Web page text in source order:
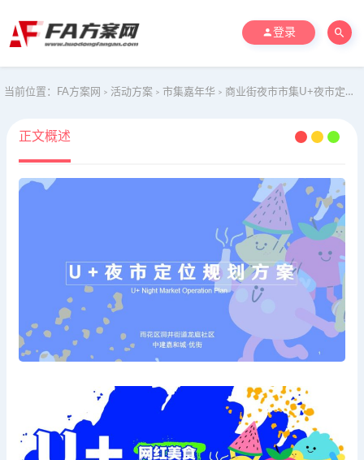
登录
当前位置： FA方案网 > 活动方案 > 市集嘉年华 > 商业街夜市市集U+夜市定位规划方案
正文概述